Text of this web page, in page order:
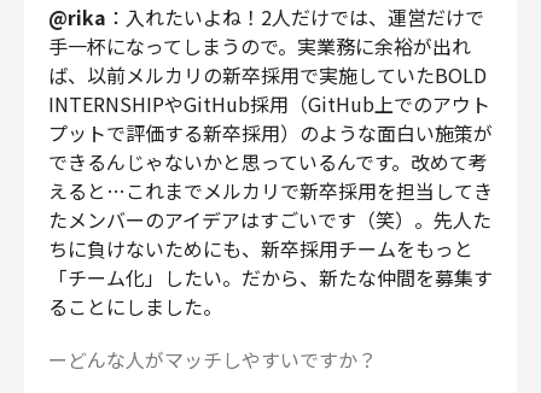
@rika ：入れたいよね！2人だけでは、運営だけで
手一杯になってしまうので。実業務に余裕が出れ
ば、以前メルカリの新卒採用で実施していたBOLD
INTERNSHIPやGitHub採用（GitHub上でのアウト
プットで評価する新卒採用）のような面白い施策が
できるんじゃないかと思っているんです。改めて考
えると…これまでメルカリで新卒採用を担当してき
たメンバーのアイデアはすごいです（笑）。先人た
ちに負けないためにも、新卒採用チームをもっと
「チーム化」したい。だから、新たな仲間を募集す
ることにしました。
ーどんな人がマッチしやすいですか？